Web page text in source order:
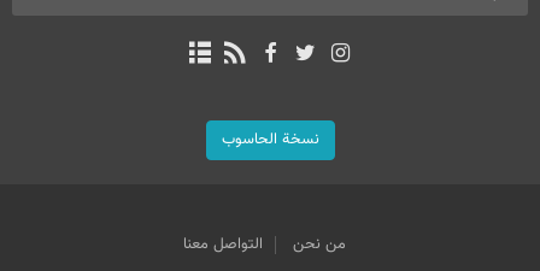
نسخة الحاسوب
من نحن
التواصل معنا